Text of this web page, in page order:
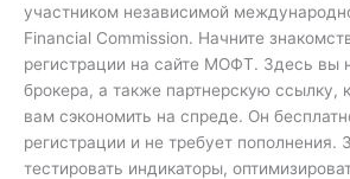
участником независимой
Financial Commission. Начните
регистрации на сайте МОФТ. Здесь вы
брокера, а также партнерскую ссылку,
вам сэкономить на спреде. Он
регистрации и не требует пополнения.
тестировать индикаторы,